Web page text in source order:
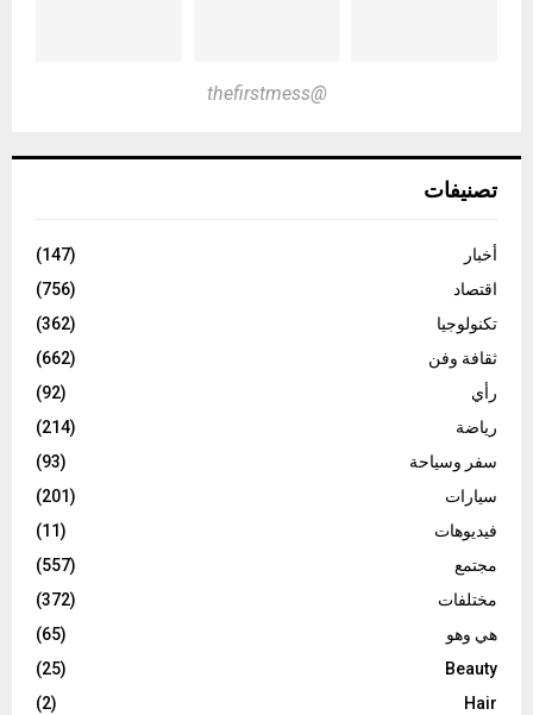
@thefirstmess
تصنيفات
أخبار
(147)
اقتصاد
(756)
تكنولوجيا
(362)
ثقافة وفن
(662)
رأي
(92)
رياضة
(214)
سفر وسياحة
(93)
سيارات
(201)
فيديوهات
(11)
مجتمع
(557)
مختلفات
(372)
هي وهو
(65)
Beauty
(25)
Hair
(2)